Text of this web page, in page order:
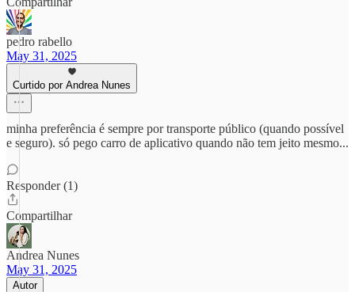
pedro rabello
May 31, 2025
Curtido por Andrea Nunes
minha preferência é sempre por transporte público (quando possível
e seguro). só pego carro de aplicativo quando não tem jeito mesmo...
Responder (1)
Compartilhar
Andrea Nunes
May 31, 2025
Autor